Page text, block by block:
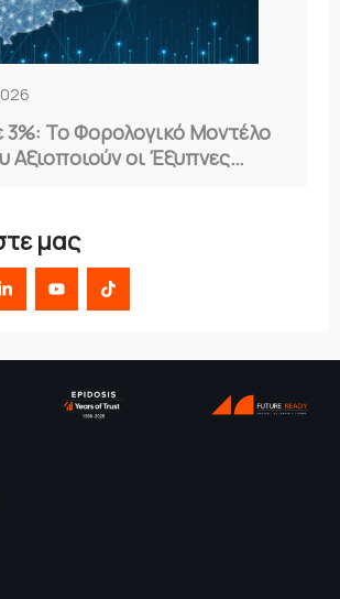
3%: Το Φορολογικό Μοντέλο
Αξιοποιούν οι Έξυπνες
μας
L
i
n
d
Y
o
u
b
T
i
k
k